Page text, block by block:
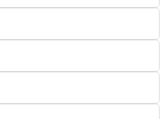
нужно авторизоваться. От вас
номер телефона